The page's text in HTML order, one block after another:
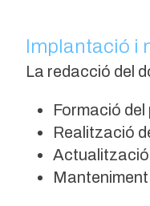
Implantació i
La redacció del
Formació
Realització
Actualització